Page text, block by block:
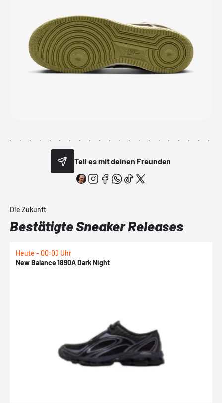
Teil es mit deinen Freunden
Die Zukunft
Bestätigte Sneaker Releases
Heute - 00:00 Uhr
New Balance 1890A Dark Night